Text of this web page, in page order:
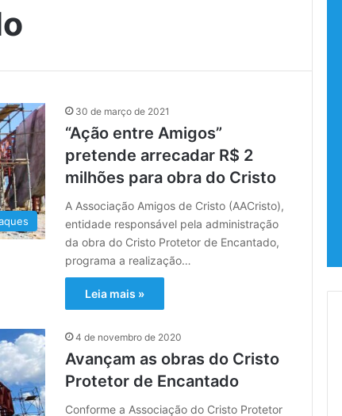
30 de março de 2021
“Ação entre Amigos”
pretende arrecadar R$ 2
milhões para obra do Cristo
A Associação Amigos de Cristo (AACristo),
entidade responsável pela administração
da obra do Cristo Protetor de Encantado,
programa a realização…
Leia mais »
4 de novembro de 2020
Avançam as obras do Cristo
Protetor de Encantado
Conforme a Associação do Cristo Protetor